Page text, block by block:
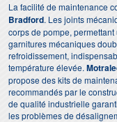
La facilité de maintenance
Bradford. Les joints
corps de pompe,
garnitures mécaniques
refroidissement,
température élevée.
propose des kits de
recommandés par le
de qualité industrielle
les problèmes de